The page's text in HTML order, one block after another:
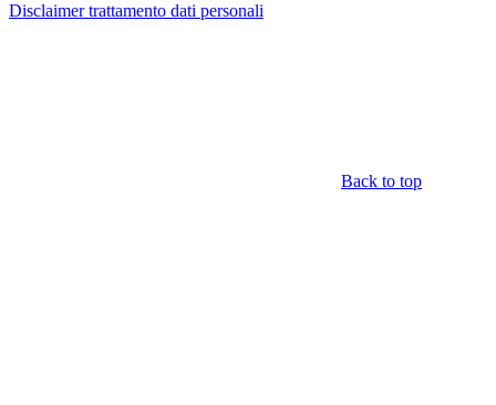
Disclaimer trattamento dati personali
Back to top